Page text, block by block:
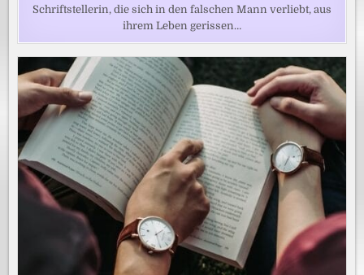
Schriftstellerin, die sich in den falschen Mann verliebt, aus
ihrem Leben gerissen…